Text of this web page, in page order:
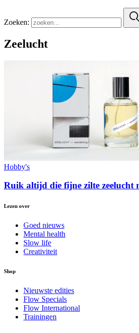
Zoeken:
Zeelucht
Hobby's
Ruik altijd die fijne zilte zeelucht
Lezen over
Goed nieuws
Mental health
Slow life
Creativiteit
Shop
Nieuwste edities
Flow Specials
Flow International
Trainingen